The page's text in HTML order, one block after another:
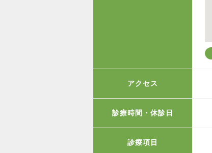
アクセス
診療時間・休診日
診療項目